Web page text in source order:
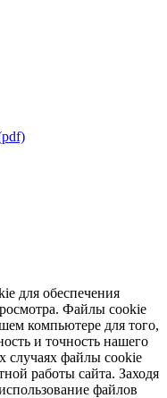
для обеспечения
Файлы cookie
компьютере для того,
и точность нашего
случаях файлы cookie
работы сайта. Заходя
файлов